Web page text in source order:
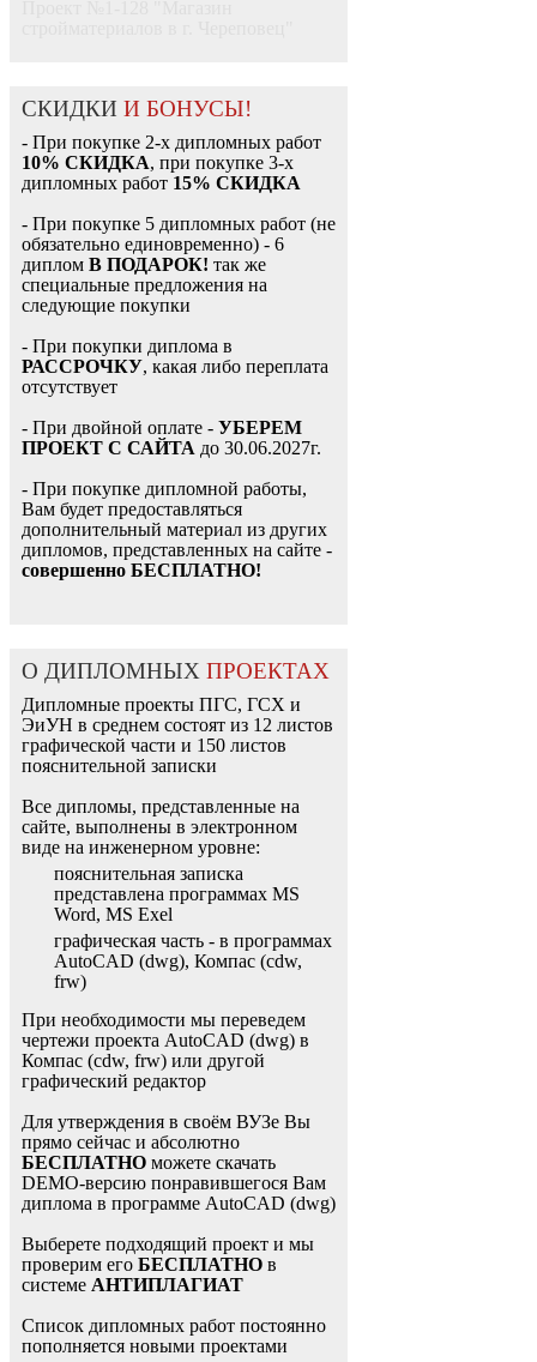
СКИДКИ И БОНУСЫ!
- При покупке 2-х дипломных работ
10% СКИДКА, при покупке 3-х
дипломных работ 15% СКИДКА
- При покупке 5 дипломных работ (не
обязательно единовременно) - 6
диплом В ПОДАРОК! так же
специальные предложения на
следующие покупки
- При покупки диплома в
РАССРОЧКУ, какая либо переплата
отсутствует
- При двойной оплате - УБЕРЕМ
ПРОЕКТ С САЙТА до 30.06.2027г.
- При покупке дипломной работы,
Вам будет предоставляться
дополнительный материал из других
дипломов, представленных на сайте -
совершенно БЕСПЛАТНО!
О ДИПЛОМНЫХ ПРОЕКТАХ
Дипломные проекты ПГС, ГСХ и
ЭиУН в среднем состоят из 12 листов
графической части и 150 листов
пояснительной записки
Все дипломы, представленные на
сайте, выполнены в электронном
виде на инженерном уровне:
пояснительная записка
представлена программах MS
Word, MS Exel
графическая часть - в программах
AutoCAD (dwg), Компас (cdw,
frw)
При необходимости мы переведем
чертежи проекта AutoCAD (dwg) в
Компас (cdw, frw) или другой
графический редактор
Для утверждения в своём ВУЗе Вы
прямо сейчас и абсолютно
БЕСПЛАТНО можете скачать
DEMO-версию понравившегося Вам
диплома в программе AutoCAD (dwg)
Выберете подходящий проект и мы
проверим его БЕСПЛАТНО в
системе АНТИПЛАГИАТ
Список дипломных работ постоянно
пополняется новыми проектами